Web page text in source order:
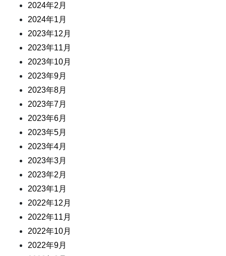
2024年2月
2024年1月
2023年12月
2023年11月
2023年10月
2023年9月
2023年8月
2023年7月
2023年6月
2023年5月
2023年4月
2023年3月
2023年2月
2023年1月
2022年12月
2022年11月
2022年10月
2022年9月